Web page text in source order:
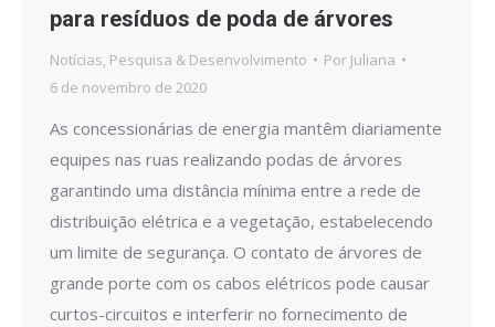
para resíduos de poda de árvores
Notícias, Pesquisa & Desenvolvimento Por Juliana
6 de novembro de 2020
As concessionárias de energia mantêm diariamente
equipes nas ruas realizando podas de árvores
garantindo uma distância mínima entre a rede de
distribuição elétrica e a vegetação, estabelecendo
um limite de segurança. O contato de árvores de
grande porte com os cabos elétricos pode causar
curtos-circuitos e interferir no fornecimento de